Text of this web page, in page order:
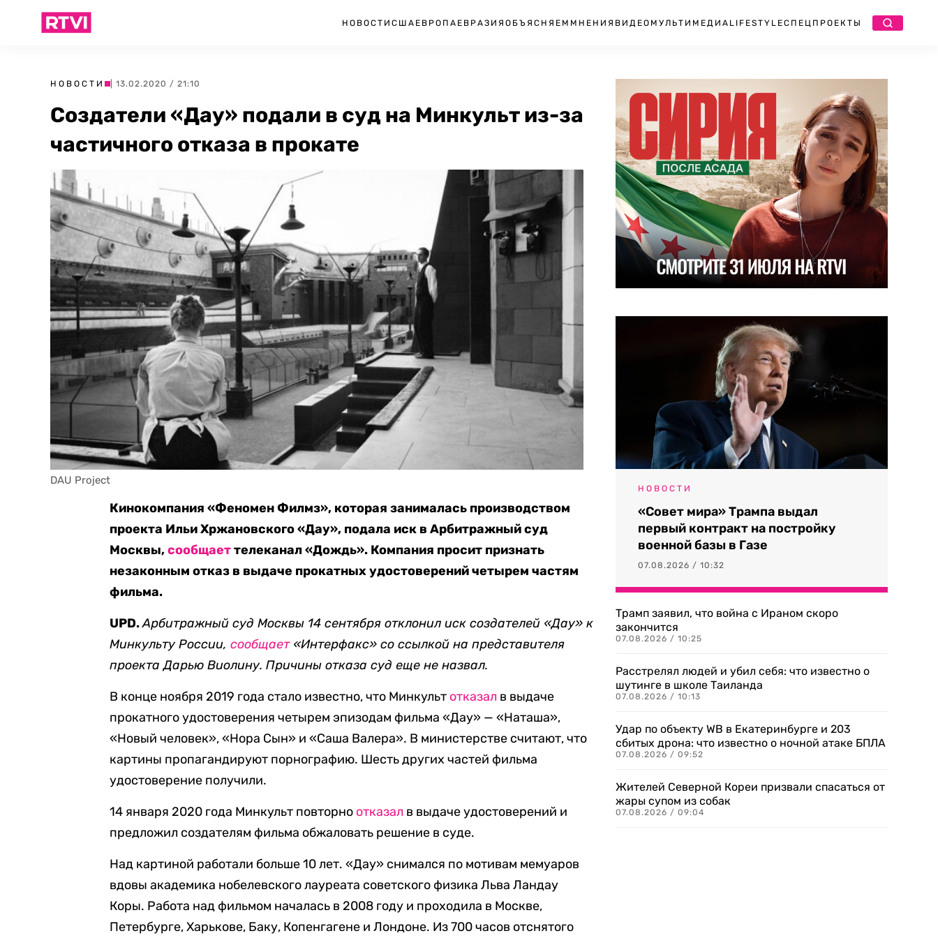
НОВОСТИ США ЕВРОПА ЕВРАЗИЯ ОБЪЯСНЯЕМ МНЕНИЯ ВИДЕО МУЛЬТИМЕДИА LIFESTYLEСПЕЦПРОЕКТЫ
НОВОСТИ | 13.02.2020 / 21:10
Создатели «Дау» подали в суд на Минкульт из-за
частичного отказа в прокате
DAU Project
Кинокомпания «Феномен Филмз», которая занималась производством
проекта Ильи Хржановского «Дау», подала иск в Арбитражный суд
Москвы,сообщаеттелеканал «Дождь». Компания просит признать
незаконным отказ в выдаче прокатных удостоверений четырем частям
фильма.
UPD.Арбитражный суд Москвы 14 сентября отклонил иск создателей «Дау» к
Минкульту России,сообщает«Интерфакс» со ссылкой на представителя
проекта Дарью Виолину. Причины отказа суд еще не назвал.
В конце ноября 2019 года стало известно, что Минкульт отказал в выдаче
прокатного удостоверения четырем эпизодам фильма «Дау» — «Наташа»,
«Новый человек», «Нора Сын» и «Саша Валера». В министерстве считают, что
картины пропагандируют порнографию. Шесть других частей фильма
удостоверение получили.
14 января 2020 года Минкульт повторно отказал в выдаче удостоверений и
предложил создателям фильма обжаловать решение в суде.
Над картиной работали больше 10 лет. «Дау» снимался по мотивам мемуаров
вдовы академика нобелевского лауреата советского физика Льва Ландау
Коры. Работа над фильмом началась в 2008 году и проходила в Москве,
Петербурге, Харькове, Баку, Копенгагене и Лондоне. Из 700 часов отснятого
НОВОСТИ
«Совет мира» Трампа выдал
первый контракт на постройку
военной базы в Газе
07.08.2026 / 10:32
Трамп заявил, что война с Ираном скоро
закончится
07.08.2026 / 10:25
Расстрелял людей и убил себя: что известно о
шутинге в школе Таиланда
07.08.2026 / 10:13
Удар по объекту WB в Екатеринбурге и 203
сбитых дрона: что известно о ночной атаке БПЛА
07.08.2026 / 09:52
Жителей Северной Кореи призвали спасаться от
жары супом из собак
07.08.2026 / 09:04